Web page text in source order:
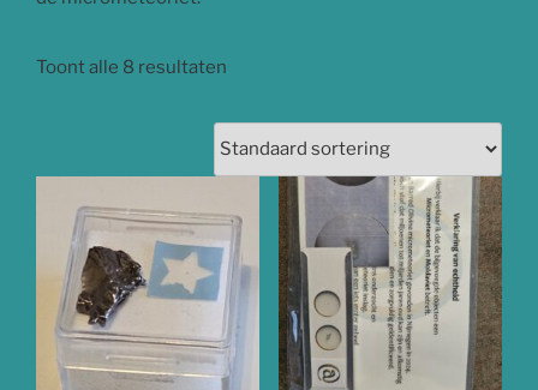
Toont alle 8 resultaten